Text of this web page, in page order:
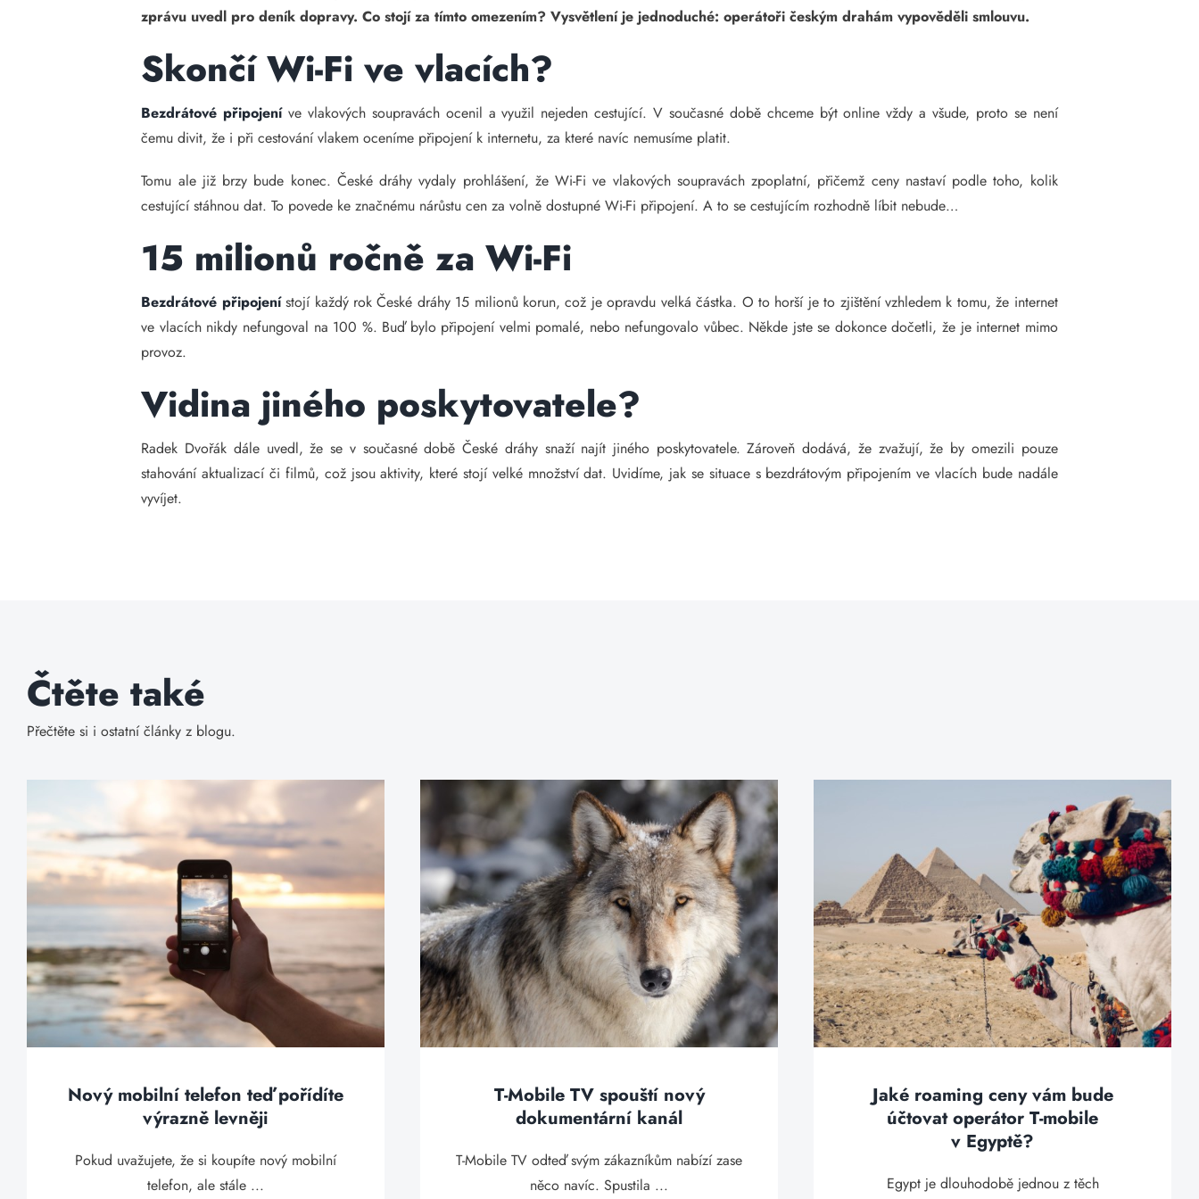
zprávu uvedl pro deník dopravy. Co stojí za tímto omezením? Vysvětlení je jednoduché: operátoři českým drahám vypověděli smlouvu.
Skončí Wi-Fi ve vlacích?
Bezdrátové připojeníve vlakových soupravách ocenil a využil nejeden cestující. V současné době chceme být online vždy a všude, proto se není
čemu divit, že i při cestování vlakem oceníme připojení k internetu, za které navíc nemusíme platit.
Tomu ale již brzy bude konec. České dráhy vydaly prohlášení, že Wi-Fi ve vlakových soupravách zpoplatní, přičemž ceny nastaví podle toho, kolik
cestující stáhnou dat. To povede ke značnému nárůstu cen za volně dostupné Wi-Fi připojení. A to se cestujícím rozhodně líbit nebude…
15 milionů ročně za Wi-Fi
Bezdrátové připojenístojí každý rok České dráhy 15 milionů korun, což je opravdu velká částka. O to horší je to zjištění vzhledem k tomu, že internet
ve vlacích nikdy nefungoval na 100 %. Buď bylo připojení velmi pomalé, nebo nefungovalo vůbec. Někde jste se dokonce dočetli, že je internet mimo
provoz.
Vidina jiného poskytovatele?
Radek Dvořák dále uvedl, že se v současné době České dráhy snaží najít jiného poskytovatele. Zároveň dodává, že zvažují, že by omezili pouze
stahování aktualizací či filmů, což jsou aktivity, které stojí velké množství dat. Uvidíme, jak se situace s bezdrátovým připojením ve vlacích bude nadále
vyvíjet.
Čtěte také
Přečtěte si i ostatní články z blogu.
Nový mobilní telefon teď pořídíte
výrazně levněji
Pokud uvažujete, že si koupíte nový mobilní
telefon, ale stále ...
T-Mobile TV spouští nový
dokumentární kanál
T-Mobile TV odteď svým zákazníkům nabízí zase
něco navíc. Spustila ...
Jaké roaming ceny vám bude
účtovat operátor T-mobile
v Egyptě?
Egypt je dlouhodobě jednou z těch